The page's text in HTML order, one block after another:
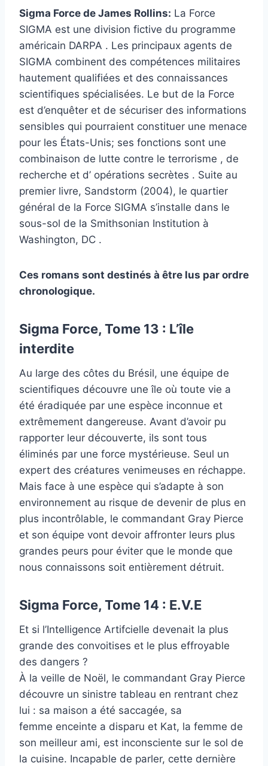
Sigma Force de James Rollins: La Force
SIGMA est une division fictive du programme
américain DARPA . Les principaux agents de
SIGMA combinent des compétences militaires
hautement qualifiées et des connaissances
scientifiques spécialisées. Le but de la Force
est d’enquêter et de sécuriser des informations
sensibles qui pourraient constituer une menace
pour les États-Unis; ses fonctions sont une
combinaison de lutte contre le terrorisme , de
recherche et d’ opérations secrètes . Suite au
premier livre, Sandstorm (2004), le quartier
général de la Force SIGMA s’installe dans le
sous-sol de la Smithsonian Institution à
Washington, DC .
Ces romans sont destinés à être lus par ordre
chronologique.
Sigma Force, Tome 13 : L’île
interdite
Au large des côtes du Brésil, une équipe de
scientifiques découvre une île où toute vie a
été éradiquée par une espèce inconnue et
extrêmement dangereuse. Avant d’avoir pu
rapporter leur découverte, ils sont tous
éliminés par une force mystérieuse. Seul un
expert des créatures venimeuses en réchappe.
Mais face à une espèce qui s’adapte à son
environnement au risque de devenir de plus en
plus incontrôlable, le commandant Gray Pierce
et son équipe vont devoir affronter leurs plus
grandes peurs pour éviter que le monde que
nous connaissons soit entièrement détruit.
Sigma Force, Tome 14 : E.V.E
Et si l’Intelligence Artifcielle devenait la plus
grande des convoitises et le plus effroyable
des dangers ?
À la veille de Noël, le commandant Gray Pierce
découvre un sinistre tableau en rentrant chez
lui : sa maison a été saccagée, sa
femme enceinte a disparu et Kat, la femme de
son meilleur ami, est inconsciente sur le sol de
la cuisine. Incapable de parler, cette dernière